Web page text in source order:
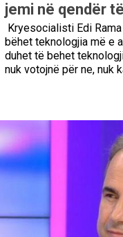
jemi në qendër
Kryesocialisti Edi
bëhet teknologjia më e
duhet të behet
nuk votojnë për ne, nuk